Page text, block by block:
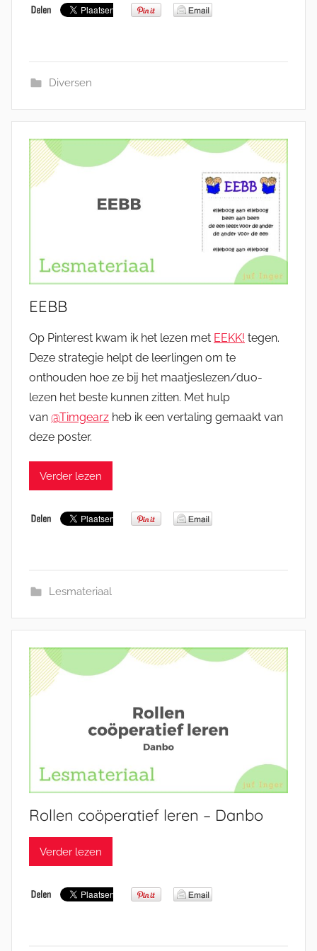
Diversen
EEBB
Op Pinterest kwam ik het lezen met EEKK! tegen.
Deze strategie helpt de leerlingen om te
onthouden hoe ze bij het maatjeslezen/duo-
lezen het beste kunnen zitten. Met hulp
van @Timgearz heb ik een vertaling gemaakt van
deze poster.
Verder lezen
Lesmateriaal
Rollen coöperatief leren – Danbo
Verder lezen